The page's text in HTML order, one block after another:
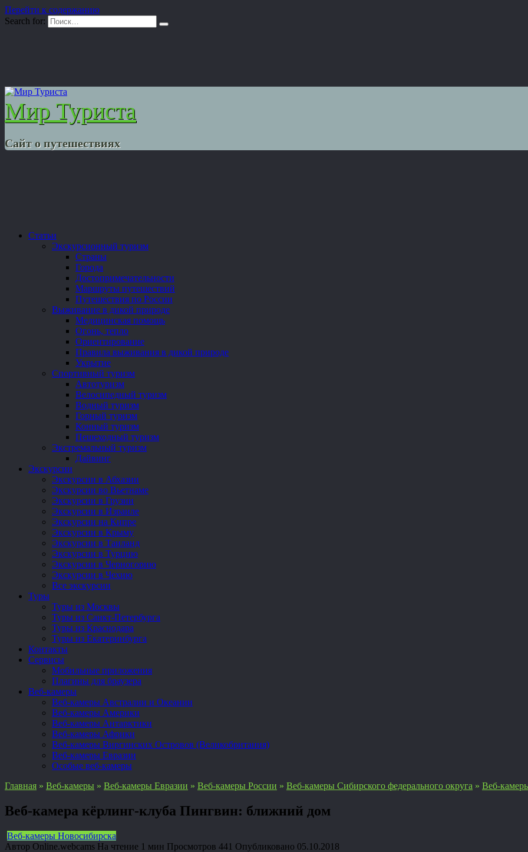
Перейти к содержанию
Search for:
Мир Туриста
Сайт о путешествиях
Статьи
Экскурсионный туризм
Страны
Города
Достопримечательности
Маршруты путешествий
Путешествия по России
Выживание в дикой природе
Медицинская помощь
Огонь, тепло
Ориентирование
Правила выживания в дикой природе
Укрытие
Спортивный туризм
Автотуризм
Велосипедный туризм
Водный туризм
Горный туризм
Конный туризм
Пешеходный туризм
Экстремальный туризм
Дайвинг
Экскурсии
Экскурсии в Абхазии
Экскурсии во Вьетнаме
Экскурсии в Грузии
Экскурсии в Израиле
Экскурсии на Кипре
Экскурсии в Крыму
Экскурсии в Таиланд
Экскурсии в Турцию
Экскурсии в Черногорию
Экскурсии в Чехию
Все экскурсии
Туры
Туры из Москвы
Туры из Санкт-Петербурга
Туры из Краснодара
Туры из Екатеринбурга
Контакты
Сервисы
Мобильные приложения
Плагины для браузера
Веб-камеры
Веб-камеры Австралии и Океании
Веб-камеры Америки
Веб-камеры Антарктики
Веб-камеры Африки
Веб-камеры Виргинских Островов (Великобритания)
Веб-камеры Евразии
Особые веб-камеры
Главная » Веб-камеры » Веб-камеры Евразии » Веб-камеры России » Веб-камеры Сибирского федерального округа » Веб-
Веб-камера кёрлинг-клуба Пингвин: ближний дом
Веб-камеры Новосибирска
Автор Online.webcams На чтение 1 мин Просмотров 441 Опубликовано 05.10.2018